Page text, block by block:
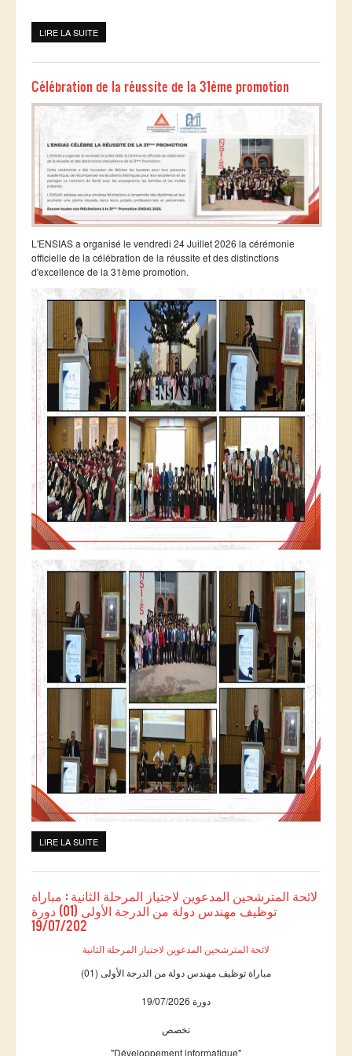
REGLEMENT DES ETUDES DE L’ENSIAS CYCLE
FORMATION CONTINUE
RECHERCHE
Centre de Recherche : Rabat Information Technology
Center
Composition du Rabat IT Center
Les Equipes de Recherche
FORMATION DOCTORALE
Projets de Recherche
Publications
Publications par année
Publications indexées
Progression des Publications
Manifestations Scientifiques
Valorisation
Documents
Brevets d’inventions
Politique
Bourses de thèses
Appels à Projets
INTERNATIONAL
Accueil d'étudiants
Accueil de chercheurs
Financements
Etudier à l'étranger
Projets
Projet TEMPUS SERMANTEQ
Projet TEMPUS PORFIRE
Projet TEMPUS CEEIM
Projet TEMPUS TIES
Partenaires
Recrutement des lauréats
LIRE LA SUITE
Célébration de la réussite de la 31ème promotion
L'ENSIAS a organisé le vendredi 24 Juillet 2026 la cérémonie
officielle de la célébration de la réussite et des distinctions
d'excellence de la 31ème promotion.
LIRE LA SUITE
لائحة المترشحين المدعوين لاجتياز المرحلة الثانية : مباراة
توظيف مهندس دولة من الدرجة الأولى (01) دورة
19/07/202
لائحة المترشحين المدعوين لاجتياز المرحلة الثانية
مباراة توظيف مهندس دولة من الدرجة الأولى (01)
دورة 19/07/2026
تخصص
"Développement informatique"